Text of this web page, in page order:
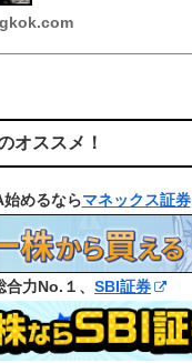
オススメ！
始めるならマネックス証券
合力No.１、 SBI証券